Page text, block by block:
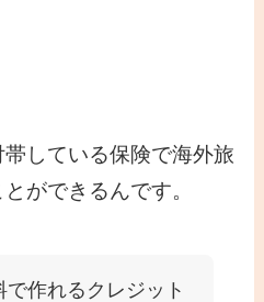
している保険で海外旅
ができるんです。
で作れるクレジット